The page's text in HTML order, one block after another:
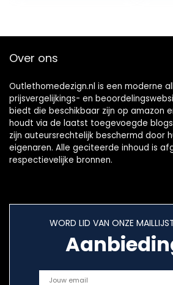
Over ons
Outlethomedezign.nl is een moderne
prijsvergelijkings- en
biedt die beschikbaar zijn op amazon
houdt via de laatst toegevoegde
zijn auteursrechtelijk beschermd door
eigenaren. Alle geciteerde inhoud is
respectievelijke bronnen.
WORD LID VAN ONZE